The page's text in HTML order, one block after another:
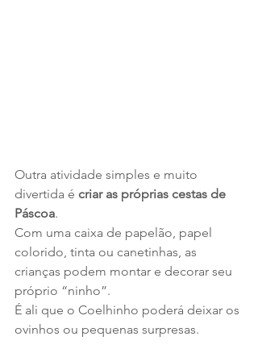
Outra atividade simples e muito
divertida é criar as próprias cestas de
Páscoa.
Com uma caixa de papelão, papel
colorido, tinta ou canetinhas, as
crianças podem montar e decorar seu
próprio “ninho”.
É ali que o Coelhinho poderá deixar os
ovinhos ou pequenas surpresas.